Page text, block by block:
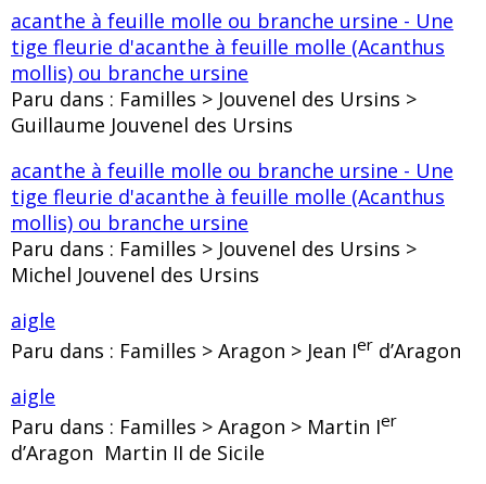
acanthe à feuille molle ou branche ursine - Une
tige fleurie d'acanthe à feuille molle (Acanthus
mollis) ou branche ursine
Paru dans : Familles > Jouvenel des Ursins >
Guillaume Jouvenel des Ursins
acanthe à feuille molle ou branche ursine - Une
tige fleurie d'acanthe à feuille molle (Acanthus
mollis) ou branche ursine
Paru dans : Familles > Jouvenel des Ursins >
Michel Jouvenel des Ursins
aigle
Paru dans : Familles > Aragon > Jean Ier d’Aragon
aigle
Paru dans : Familles > Aragon > Martin Ier
d’Aragon Martin II de Sicile